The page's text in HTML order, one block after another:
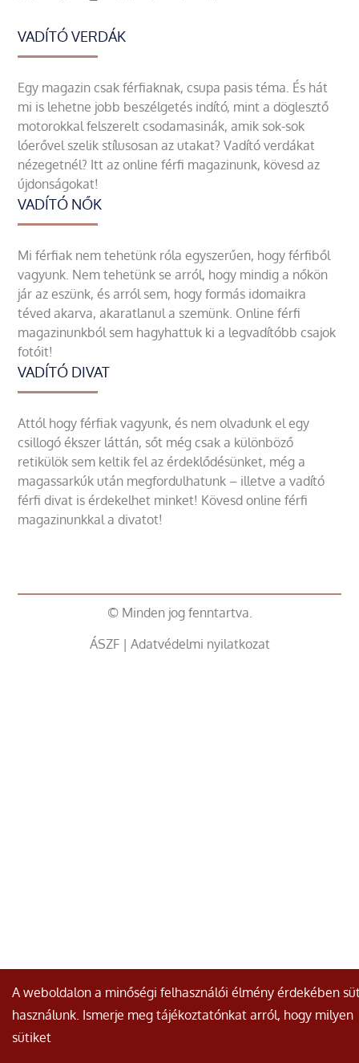
VADÍTÓ VERDÁK
Egy magazin csak férfiaknak, csupa pasis téma. És hát
mi is lehetne jobb beszélgetés indító, mint a döglesztő
motorokkal felszerelt csodamasinák, amik sok-sok
lóerővel szelik stílusosan az utakat? Vadító verdákat
nézegetnél? Itt az online férfi magazinunk, kövesd az
újdonságokat!
VADÍTÓ NŐK
Mi férfiak nem tehetünk róla egyszerűen, hogy férfiből
vagyunk. Nem tehetünk se arról, hogy mindig a nőkön
jár az eszünk, és arról sem, hogy formás idomaikra
téved akarva, akaratlanul a szemünk. Online férfi
magazinunkból sem hagyhattuk ki a legvadítóbb csajok
fotóit!
VADÍTÓ DIVAT
Attól hogy férfiak vagyunk, és nem olvadunk el egy
csillogó ékszer láttán, sőt még csak a különböző
retikülök sem keltik fel az érdeklődésünket, még a
magassarkúk után megfordulhatunk – illetve a vadító
férfi divat is érdekelhet minket! Kövesd online férfi
magazinunkkal a divatot!
© Minden jog fenntartva.
ÁSZF| Adatvédelmi nyilatkozat
A weboldalon a minőségi felhasználói élmény érdekében
használunk. Ismerje meg tájékoztatónkat arról, hogy milyen
sütiket